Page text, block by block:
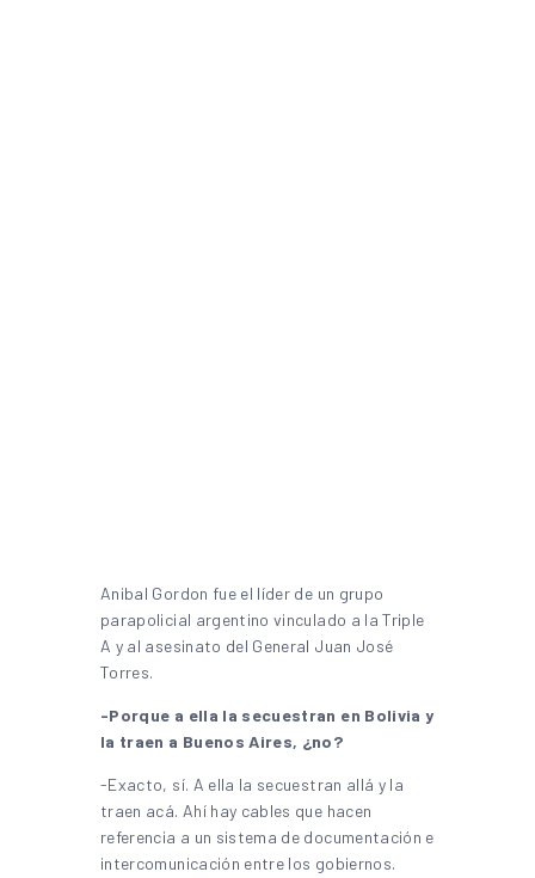
Anibal Gordon fue el líder de un grupo
parapolicial argentino vinculado a la Triple
A y al asesinato del General Juan José
Torres.
-Porque a ella la secuestran en Bolivia y
la traen a Buenos Aires, ¿no?
-Exacto, sí. A ella la secuestran allá y la
traen acá. Ahí hay cables que hacen
referencia a un sistema de documentación e
intercomunicación entre los gobiernos.